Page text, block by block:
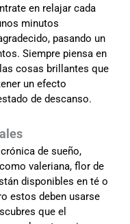
en relajar cada
minutos
pasando un
Siempre piensa en
cosas brillantes que
un efecto
de descanso.
de sueño,
valeriana, flor de
disponibles en té o
estos deben usarse
que el